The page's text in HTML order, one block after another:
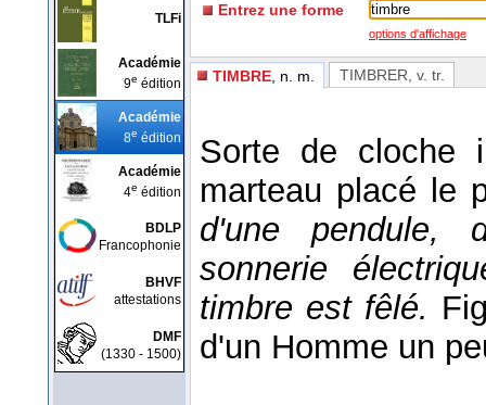
TLFi
Académie
9e édition
Académie
8e édition
Académie
4e édition
BDLP
Francophonie
BHVF
attestations
DMF
(1330 - 1500)
Entrez une forme
options d'affichage
TIMBRE , n. m. TIMBRER , v. tr.
Sorte de cloche
marteau placé le
d'une pendule,
sonnerie
timbre est fêlé.
d'un Homme un